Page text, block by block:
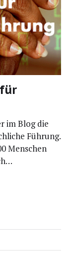
im Blog die
Füh­rung.
Men­schen